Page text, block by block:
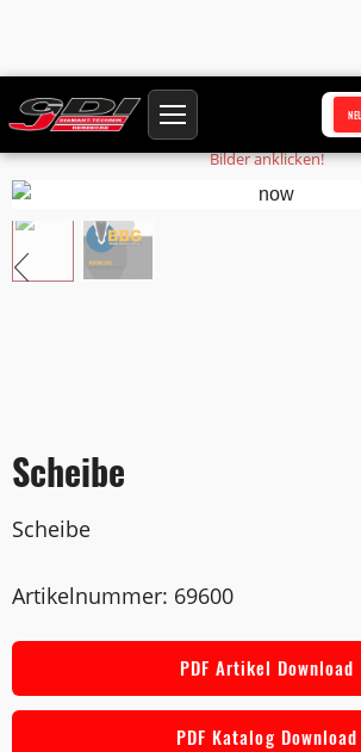
Startseite Produkte Scheibe
Bilder anklicken!
Scheibe
Scheibe
Artikelnummer: 69600
PDF Artikel Download
PDF Katalog Download